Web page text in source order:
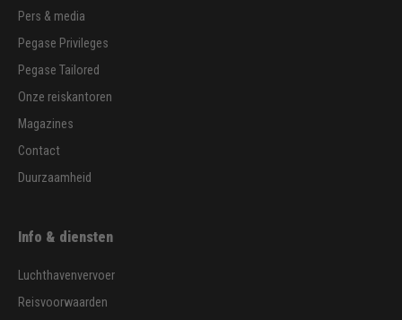
Pers & media
Pegase Privileges
Pegase Tailored
Onze reiskantoren
Magazines
Contact
Duurzaamheid
Info & diensten
Luchthavenvervoer
Reisvoorwaarden